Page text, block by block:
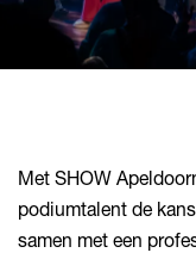
Met SHOW
podiumtalent de
samen met een